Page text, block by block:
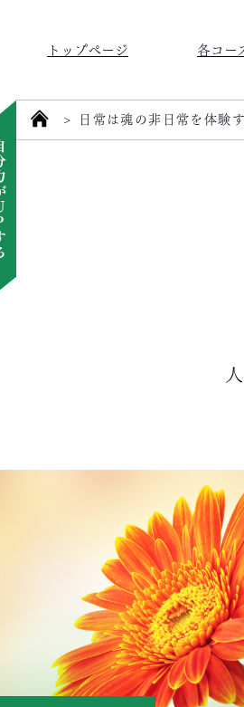
トップページ 各コー
> 日常は魂の非日常を体験